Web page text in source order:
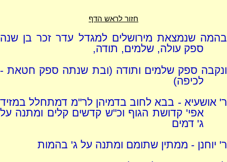
חזור לראש הדף
בהמה שנמצאת מירושלים למגדל עדר זכר בן שנה
ספק עולה, שלמים, תודה,
ונקבה ספק שלמים ותודה (ובת שנתה ספק חטאת -
לכיפה)
ר' אושעיא - בבא לחוב בדמיהן לר"מ דמתחלל במזיד
אפי' קדושת הגוף וכ"ש קדשים קלים ומתנה על
ג' דמים
ר' יוחנן - ממתין שתומם ומתנה על ג' בהמות